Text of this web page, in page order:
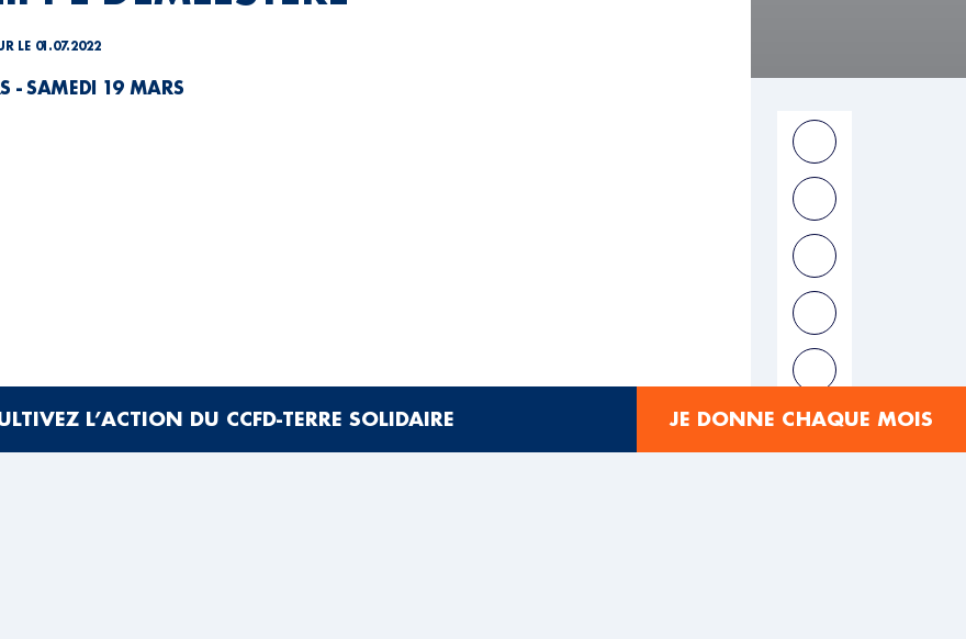
LE 01.07.2022
- SAMEDI 19 MARS
L’ACTION DU CCFD-TERRE SOLIDAIRE JE DONNE CHAQUE MOIS